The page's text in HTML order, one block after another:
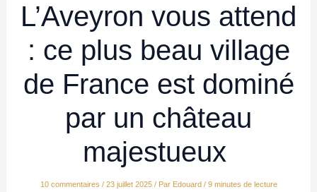
L’Aveyron vous attend
: ce plus beau village
de France est dominé
par un château
majestueux
10 commentaires / 23 juillet 2025 / Par Edouard / 9 minutes de lecture